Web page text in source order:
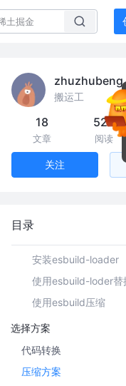
zhuzhubeng
搬运工
18
文章
52k
阅读
关注
目录
背景
项目内使用
使用swc
安装swc-loader
安装esbuild-loader
使用esbuild-loder
使用esbuild压缩
选择方案
代码转换
压缩方案